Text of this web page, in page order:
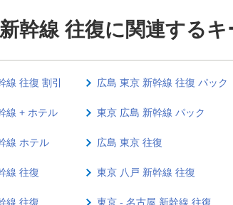
幹線 往復に関連するキ
線 往復 割引 広島 東京 新幹線 往復 パック
線 + ホテル 東京 広島 新幹線 パック
線 ホテル 広島 東京 往復
線 往復 東京 八戸 新幹線 往復
線 往復 東京 - 名古屋 新幹線 往復